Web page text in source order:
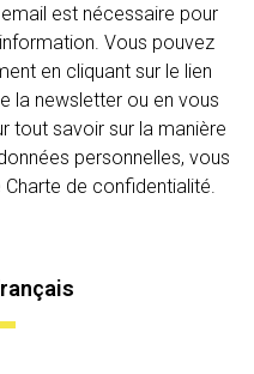
est nécessaire pour
Vous pouvez
en cliquant sur le lien
la newsletter ou en vous
tout savoir sur la manière
personnelles, vous
de confidentialité.